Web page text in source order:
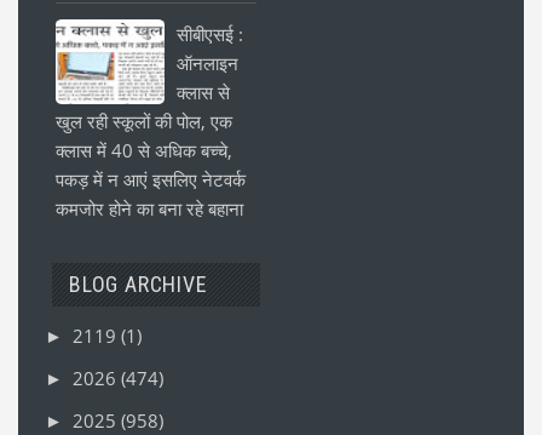
सीबीएसई :
ऑनलाइन
क्लास से
खुल रही स्कूलों की पोल, एक
क्लास में 40 से अधिक बच्चे,
पकड़ में न आएं इसलिए नेटवर्क
कमजोर होने का बना रहे बहाना
BLOG ARCHIVE
► 2119 (1)
► 2026 (474)
► 2025 (958)